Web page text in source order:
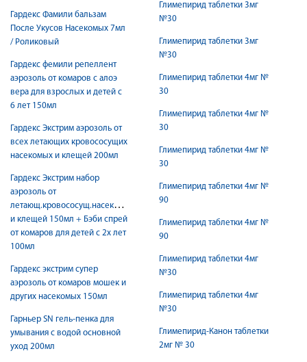
Гардекс Фамили бальзам
После Укусов Насекомых 7мл
/ Роликовый
Гардекс фемили репеллент
аэрозоль от комаров с алоэ
вера для взрослых и детей с
6 лет 150мл
Гардекс Экстрим аэрозоль от
всех летающих кровососущих
насекомых и клещей 200мл
Гардекс Экстрим набор
аэрозоль от
летающ.кровососущ.насекомых
и клещей 150мл + Бэби спрей
от комаров для детей с 2х лет
100мл
Гардекс экстрим супер
аэрозоль от комаров мошек и
других насекомых 150мл
Гарньер SN гель-пенка для
умывания с водой основной
уход 200мл
Глимепирид таблетки 3мг
№30
Глимепирид таблетки 3мг
№30
Глимепирид таблетки 4мг №
30
Глимепирид таблетки 4мг №
30
Глимепирид таблетки 4мг №
30
Глимепирид таблетки 4мг №
90
Глимепирид таблетки 4мг №
90
Глимепирид таблетки 4мг
№30
Глимепирид таблетки 4мг
№30
Глимепирид-Канон таблетки
2мг № 30